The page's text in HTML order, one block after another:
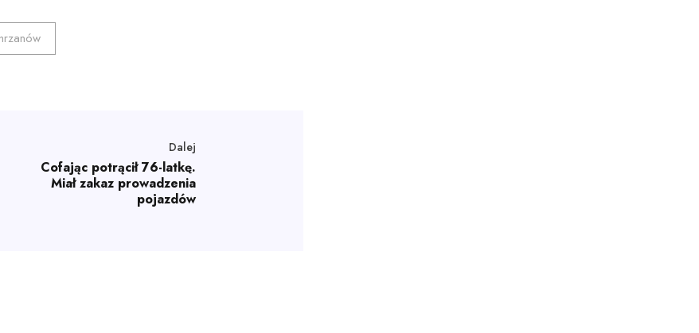
Dalej
Cofając potrącił 76-latkę.
Miał zakaz prowadzenia
pojazdów